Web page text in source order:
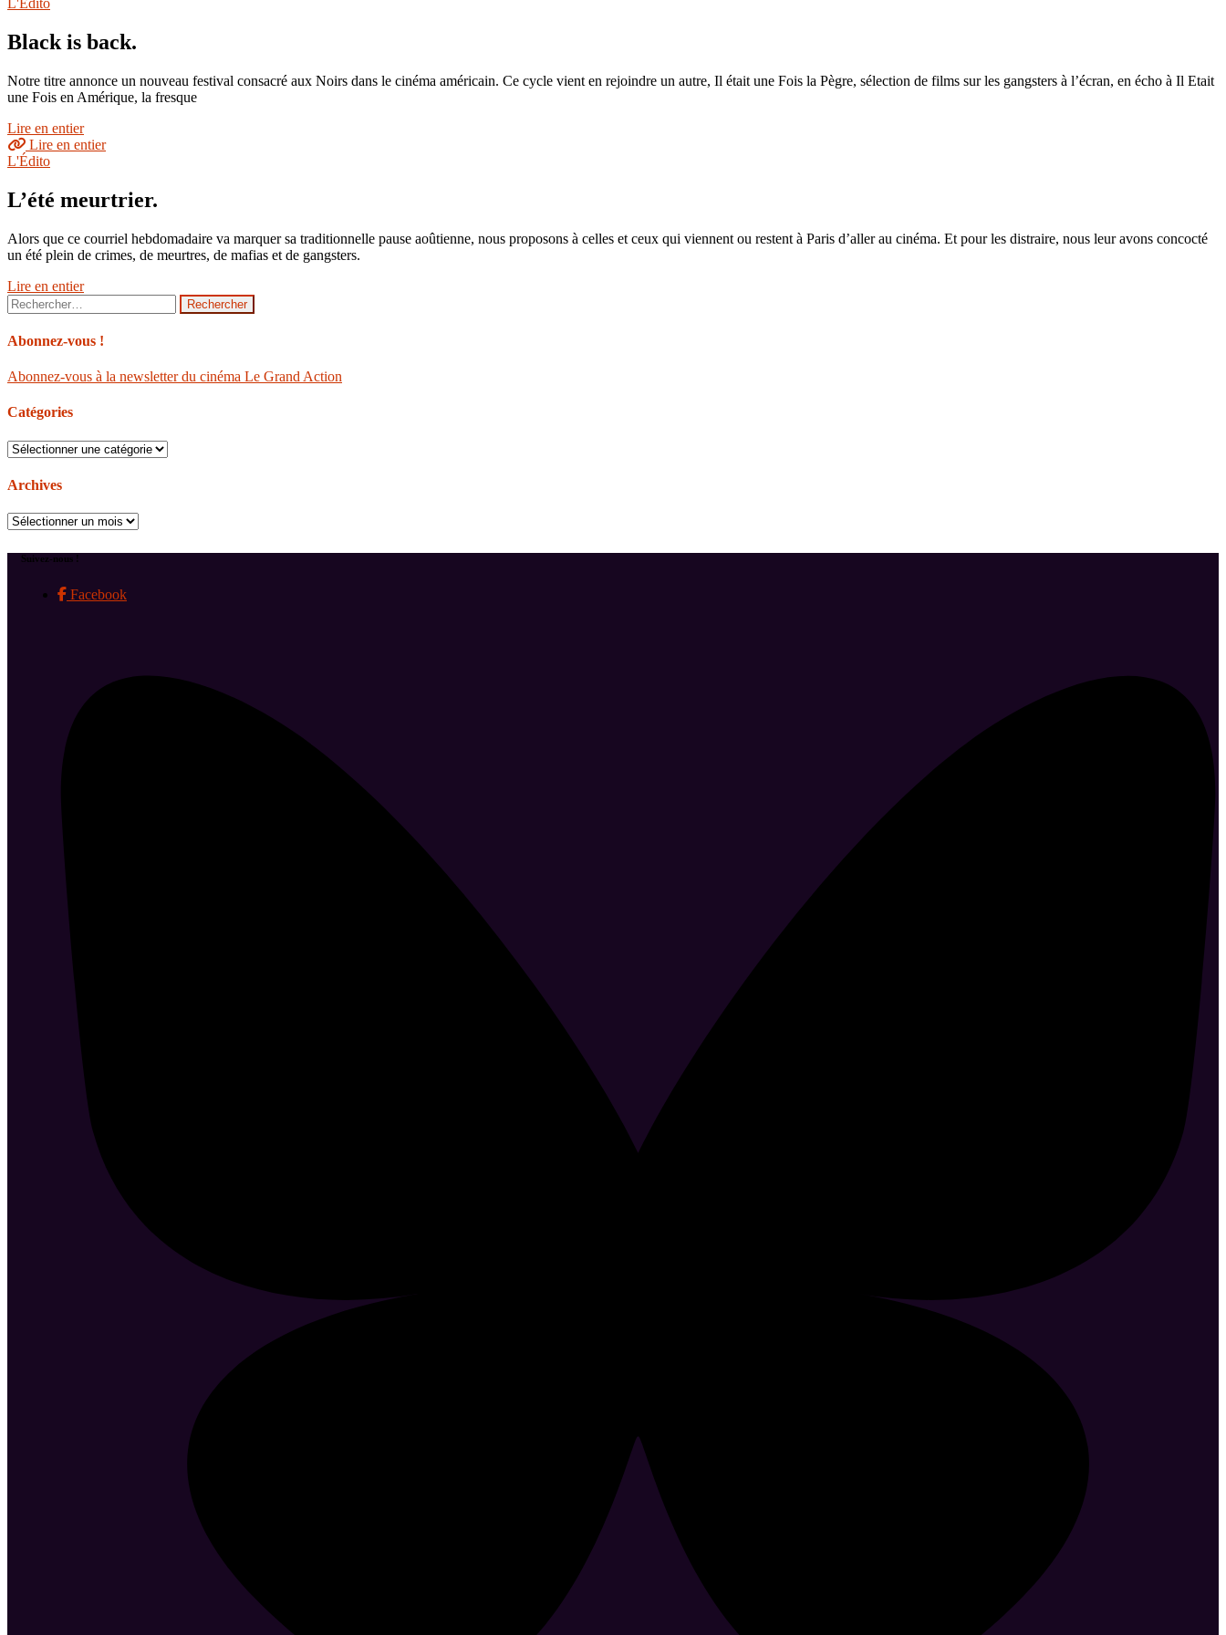
Black is back.
Notre titre annonce un nouveau festival consacré aux Noirs dans le cinéma américain. Ce cycle vient en rejoindre un autre, Il était une Fois la Pègre, sélection de films sur les gangsters à l’écran, en écho à Il Etait
une Fois en Amérique, la fresque
Lire en entier
Lire en entier
L'Édito
L’été meurtrier.
Alors que ce courriel hebdomadaire va marquer sa traditionnelle pause aoûtienne, nous proposons à celles et ceux qui viennent ou restent à Paris d’aller au cinéma. Et pour les distraire, nous leur avons concocté
un été plein de crimes, de meurtres, de mafias et de gangsters.
Lire en entier
Rechercher :
Abonnez-vous !
Abonnez-vous à la newsletter du cinéma Le Grand Action
Catégories
Catégories
Archives
Archives
Suivez-nous !
Facebook